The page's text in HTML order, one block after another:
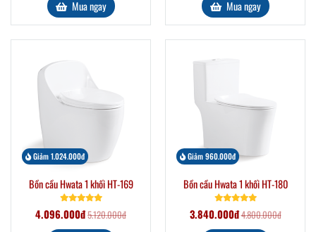
Mua ngay Mua ngay
Giảm 1.024.000đ
Bồn cầu Hwata 1 khối HT-169
4.096.000đ5.120.000đ
Giảm 960.000đ
Bồn cầu Hwata 1 khối HT-180
3.840.000đ4.800.000đ